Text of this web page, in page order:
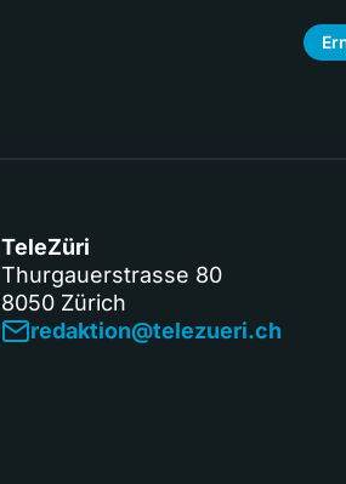
TeleZüri
Thurgauerstrasse 80
8050 Zürich
redaktion@telezueri.ch